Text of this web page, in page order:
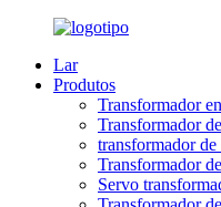
Lar
Produtos
Transformador
Transformador
transformador de
Transformador
Servo